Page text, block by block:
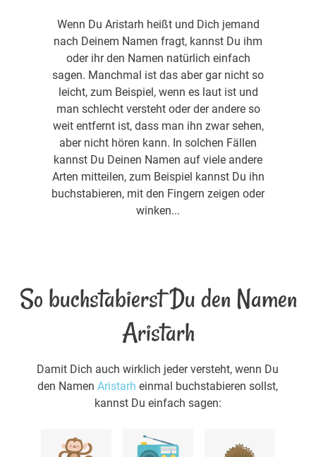
Wenn Du Aristarh heißt und Dich jemand
nach Deinem Namen fragt, kannst Du ihm
oder ihr den Namen natürlich einfach
sagen. Manchmal ist das aber gar nicht so
leicht, zum Beispiel, wenn es laut ist und
man schlecht versteht oder der andere so
weit entfernt ist, dass man ihn zwar sehen,
aber nicht hören kann. In solchen Fällen
kannst Du Deinen Namen auf viele andere
Arten mitteilen, zum Beispiel kannst Du ihn
buchstabieren, mit den Fingern zeigen oder
winken...
So buchstabierst Du den Namen
Aristarh
Damit Dich auch wirklich jeder versteht, wenn Du
den NamenAristarh einmal buchstabieren sollst,
kannst Du einfach sagen: